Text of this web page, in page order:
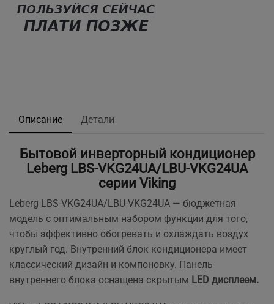
Описание Детали
Бытовой инверторный кондиционер
Leberg LBS-VKG24UA/LBU-VKG24UA
серии Viking
Leberg LBS-VKG24UA/LBU-VKG24UA — бюджетная
модель с оптимальным набором функции для того,
чтобы эффективно обогревать и охлаждать воздух
круглый год. Внутренний блок кондиционера имеет
классический дизайн и компоновку. Панель
внутреннего блока оснащена скрытым LED дисплеем.